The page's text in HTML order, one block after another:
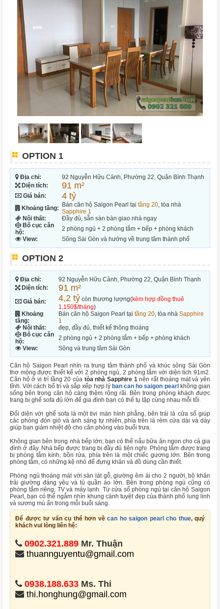
OPTION 1
Địa chỉ:
92 Nguyễn Hữu Cảnh, Phường 22, Quận Bình Thạnh
Diện tích:
91 m²
Giá bán: 4 tỷ
Khoảng tầng: Bán căn hộ Saigon Pearl tại tầng 20, tòa nhà
Sapphire 1
Nội thất:
Đầy đủ, sẵn sàn bàn giao nhà ngay
Bố cục căn
hộ:
2 phòng ngủ + 2 phòng tắm + bếp + phòng khách
View:
Sông Sài Gòn và hướng về trung tâm thành phố
OPTION 2
Địa chỉ:
92 Nguyễn Hữu Cảnh, Phường 22, Quận Bình Thạnh
Diện tích:
91 m²
Giá bán: 4,2 tỷ còn thương lượng(kèm hợp đồng thuê
1,150$/tháng)
Khoảng
tầng:
Bán căn hộ Saigon Pearl tại tầng 20, tòa nhà Sapphire
1
Nội thất:
đẹp, đầy đủ, thiết kế thông thoáng
Bố cục căn
hộ:
2 phòng ngủ + 2 phòng tắm + bếp + phòng khách
View:
Sông và trung tâm Sài Gòn
Căn hộ Saigon Pearl nhìn ra trung tâm thành phố và khúc sông Sài Gòn
thơ mộng được thiết kế với 2 phòng ngủ, 2 phòng tắm với diện tích 91m2.
Căn hộ ở vị trí tầng 20 của tòa nhà Sapphire 1nên rất thoáng mát và yên
tĩnh. Với cách bố trí và sắp xếp hợp lý ban can ho saigon pearl không gian
sống bên trong căn hộ càng thệm rộng rãi. Bên trong phòng khách được
trang bị ghế sofa đủ lớn để gia đình bạn có thể tụ tập cùng nhau mỗi tối.
Đối diện với ghế sofa là một tivi màn hình phẳng, bên trái là cửa sổ giúp
các phòng đón gió và ánh sáng tự nhiên, phía trên là rèm cửa dài và dày
giúp bạn giảm nhiệt độ cho căn phòng vào buổi trưa.
Không gian bên trong nhà bếp lớn; bạn có thể nấu bữa ăn ngon cho cả gia
đình ở đây. Nhà bếp được trang bị đầy đủ tiện nghi. Phòng tắm được trang
bị phòng tắm kính, bồn rửa, phía trên là một chiếc gương lớn. Bên trong
phòng tắm, có những kệ nhỏ để đựng khăn và đồ dùng cần thiết.
Phòng ngủ thoáng mát với sàn lát gỗ, giường êm ái cho 2 người, bộ khăn
trải giường đáng yêu và tủ quần áo lớn. Bên trong phòng ngủ cũng có
phòng tắm riêng, TV và máy lạnh. Từ cửa sổ phòng ngủ tại căn hộ Saigon
Pearl, bạn có thể ngắm nhìn khung cảnh tuyệt đẹp của thành phố lung linh
và sương mù ẩn trong mỗi buổi sáng.
Để được tư vấn cụ thể hơn về can ho saigon pearl cho thue, quý
khách vui lòng liên hệ:
0902.321.889 Mr. Thuận
thuannguyentu@gmail.com
0938.188.633 Ms. Thi
thi.honghung@gmail.com